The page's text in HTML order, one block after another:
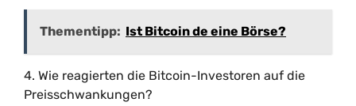
Thementipp: Ist Bitcoin de eine Börse?
4. Wie reagierten die Bitcoin-Investoren auf die
Preisschwankungen?